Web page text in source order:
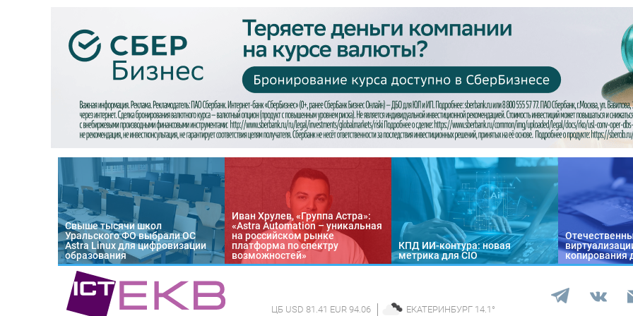
Свыше тысячи школ
Уральского ФО выбрали ОС
Astra Linux для цифровизации
образования
Иван Хрулев, «Группа Астра»:
«Astra Automation – уникальная
на российском рынке
платформа по спектру
возможностей»
КПД ИИ-контура: новая
метрика для CIO
копирования
ЦБ USD 81.41 EUR 94.06 ЕКАТЕРИНБУРГ 14.1 °